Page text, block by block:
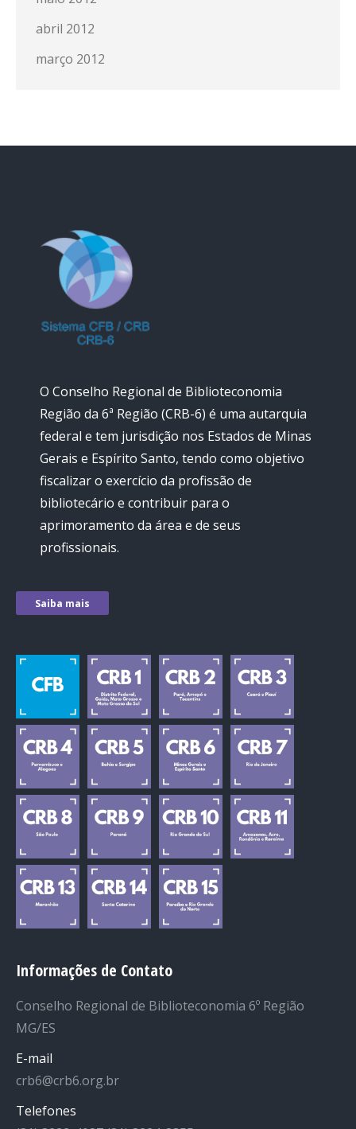
abril 2012
março 2012
O Conselho Regional de Biblioteconomia
Região da 6ª Região (CRB-6) é uma autarquia
federal e tem jurisdição nos Estados de Minas
Gerais e Espírito Santo, tendo como objetivo
fiscalizar o exercício da profissão de
bibliotecário e contribuir para o
aprimoramento da área e de seus
profissionais.
Saiba mais
Informações de Contato
Conselho Regional de Biblioteconomia 6º Região
MG/ES
E-mail
crb6@crb6.org.br
Telefones